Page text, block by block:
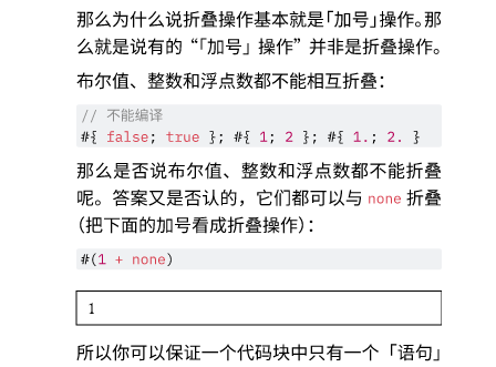
那么为什么说折叠操作基本就是「 加号」操作。那
么就是说有的 “「加号」 操作”并非是折叠操作。
布尔值、 整数和浮点数都不能相互折叠：
// 不能编译
#{ false ; true } ; #{ 1; 2 } ; #{ 1. ; 2. }
那么是否说布尔值、 整数和浮点数都不能折叠
呢。 答案又是否认的， 它们都可以与 none 折叠
（把下面的加号看成折叠操作）：
#( 1 + none )
1
所以你可以保证一个代码块中只有一个 「 语句」